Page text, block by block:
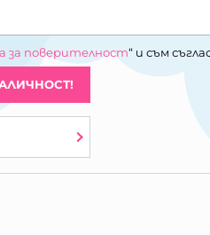
за поверителност“ и съм